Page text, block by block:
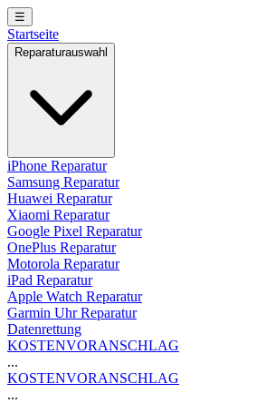
☰
Startseite
Reparaturauswahl
iPhone Reparatur
Samsung Reparatur
Huawei Reparatur
Xiaomi Reparatur
Google Pixel Reparatur
OnePlus Reparatur
Motorola Reparatur
iPad Reparatur
Apple Watch Reparatur
Garmin Uhr Reparatur
Datenrettung
KOSTENVORANSCHLAG
...
KOSTENVORANSCHLAG
...